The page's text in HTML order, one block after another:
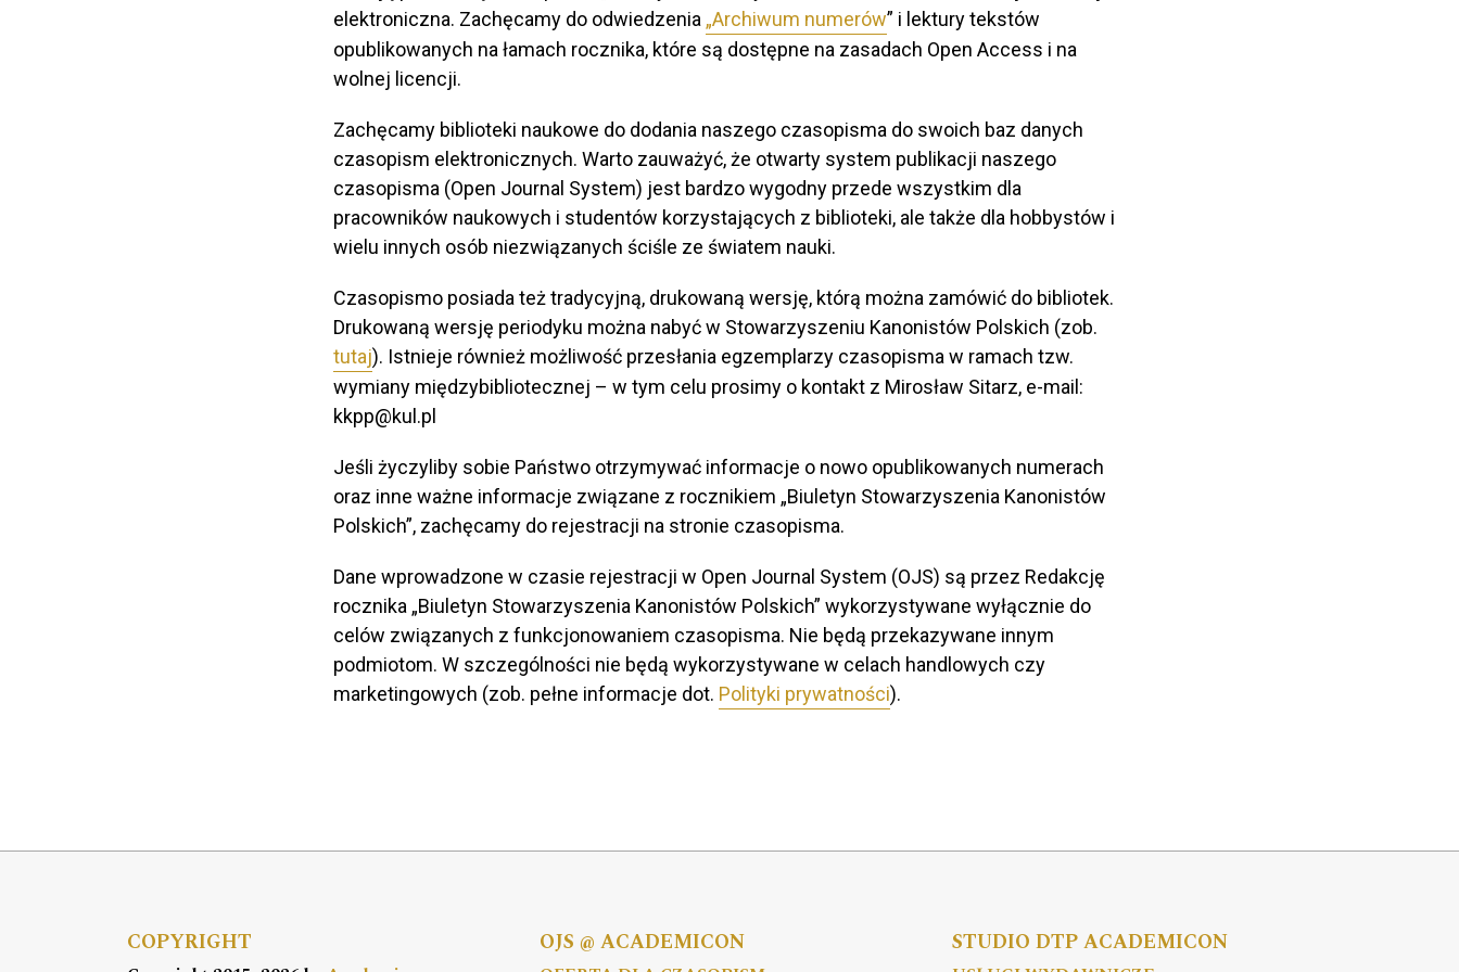
elektroniczna. Zachęcamy do odwiedzenia „Archiwum numerów” i lektury tekstów
opublikowanych na łamach rocznika, które są dostępne na zasadach Open Access i na
wolnej licencji.
Zachęcamy biblioteki naukowe do dodania naszego czasopisma do swoich baz danych
czasopism elektronicznych. Warto zauważyć, że otwarty system publikacji naszego
czasopisma (Open Journal System) jest bardzo wygodny przede wszystkim dla
pracowników naukowych i studentów korzystających z biblioteki, ale także dla hobbystów i
wielu innych osób niezwiązanych ściśle ze światem nauki.
Czasopismo posiada też tradycyjną, drukowaną wersję, którą można zamówić do bibliotek.
Drukowaną wersję periodyku można nabyć w Stowarzyszeniu Kanonistów Polskich (zob.
tutaj). Istnieje również możliwość przesłania egzemplarzy czasopisma w ramach tzw.
wymiany międzybibliotecznej – w tym celu prosimy o kontakt z Mirosław Sitarz, e-mail:
kkpp@kul.pl
Jeśli życzyliby sobie Państwo otrzymywać informacje o nowo opublikowanych numerach
oraz inne ważne informacje związane z rocznikiem „Biuletyn Stowarzyszenia Kanonistów
Polskich”, zachęcamy do rejestracji na stronie czasopisma.
Dane wprowadzone w czasie rejestracji w Open Journal System (OJS) są przez Redakcję
rocznika „Biuletyn Stowarzyszenia Kanonistów Polskich” wykorzystywane wyłącznie do
celów związanych z funkcjonowaniem czasopisma. Nie będą przekazywane innym
podmiotom. W szczególności nie będą wykorzystywane w celach handlowych czy
marketingowych (zob. pełne informacje dot. Polityki prywatności).
COPYRIGHT OJS @ ACADEMICON STUDIO DTP ACADEMICON